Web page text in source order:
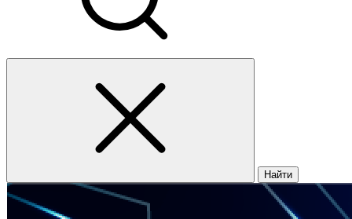
Найти